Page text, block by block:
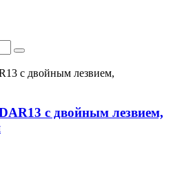
с двойным лезвием,